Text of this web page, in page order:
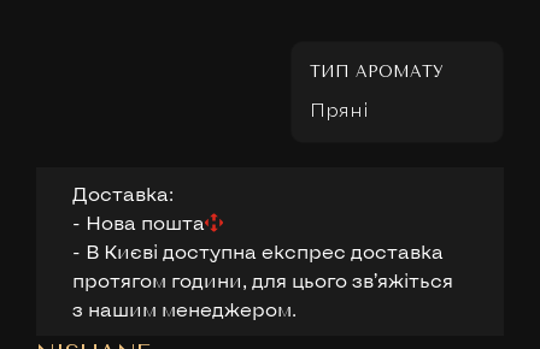
ТИП АРОМАТУ
Пряні
Доставка:
- Нова пошта
- В Києві доступна експрес доставка
протягом години, для цього звʼяжіться
з нашим менеджером.